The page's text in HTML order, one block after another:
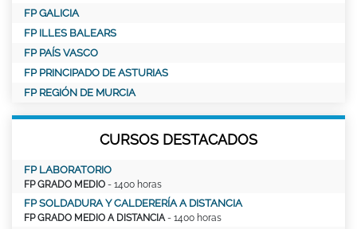
FP GALICIA
FP ILLES BALEARS
FP PAÍS VASCO
FP PRINCIPADO DE ASTURIAS
FP REGIÓN DE MURCIA
CURSOS DESTACADOS
FP LABORATORIO
FP GRADO MEDIO - 1400 horas
FP SOLDADURA Y CALDERERÍA A DISTANCIA
FP GRADO MEDIO A DISTANCIA - 1400 horas